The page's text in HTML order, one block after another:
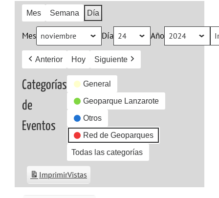
Mes Semana Día
Mes Día Año
Anterior Hoy Siguiente
Categorías
de
Eventos
General
Geoparque Lanzarote
Otros
Red de Geoparques
Todas las categorías
ImprimirVistas